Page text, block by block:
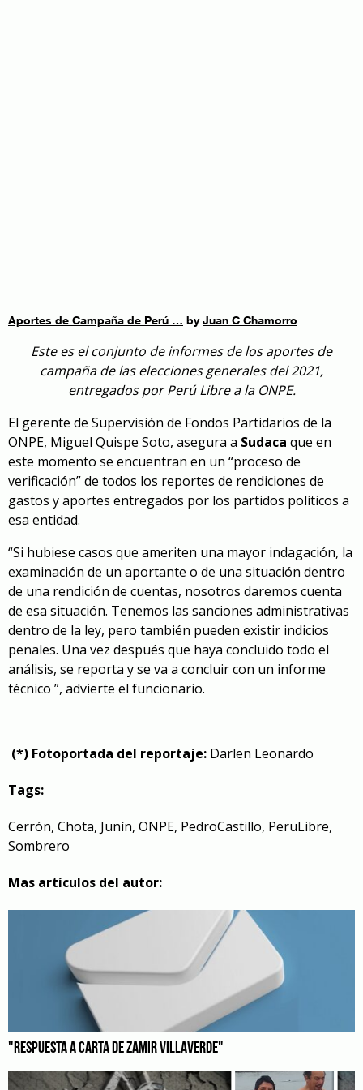
Aportes de Campaña de Perú … byJuan C Chamorro
Este es el conjunto de informes de los aportes de
campaña de las elecciones generales del 2021,
entregados por Perú Libre a la ONPE.
El gerente de Supervisión de Fondos Partidarios de la
ONPE, Miguel Quispe Soto, asegura a Sudaca que en
este momento se encuentran en un “proceso de
verificación” de todos los reportes de rendiciones de
gastos y aportes entregados por los partidos políticos a
esa entidad.
“Si hubiese casos que ameriten una mayor indagación, la
examinación de un aportante o de una situación dentro
de una rendición de cuentas, nosotros daremos cuenta
de esa situación. Tenemos las sanciones administrativas
dentro de la ley, pero también pueden existir indicios
penales. Una vez después que haya concluido todo el
análisis, se reporta y se va a concluir con un informe
técnico ”, advierte el funcionario.
(*) Fotoportada del reportaje: Darlen Leonardo
Tags:
Cerrón, Chota, Junín, ONPE, PedroCastillo, PeruLibre,
Sombrero
Mas artículos del autor:
"RESPUESTA A CARTA DE ZAMIR VILLAVERDE"